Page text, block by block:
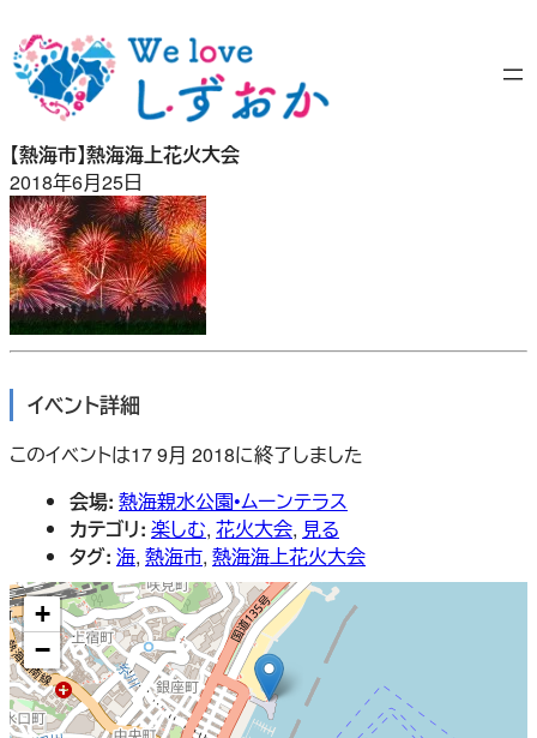
容
を
ッ
プ
【熱海市】熱海海上花火大会
2018年6月25日
イベント詳細
このイベントは17 9月 2018に終了しました
会場: 熱海親水公園•ムーンテラス
カテゴリ: 楽しむ, 花火大会, 見る
タグ: 海, 熱海市, 熱海海上花火大会
+
−